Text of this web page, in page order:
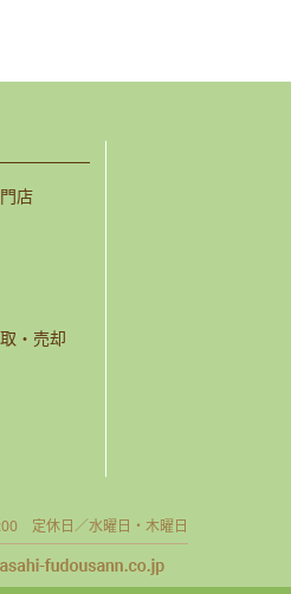
店
・売却
定休日／水曜日・木曜日